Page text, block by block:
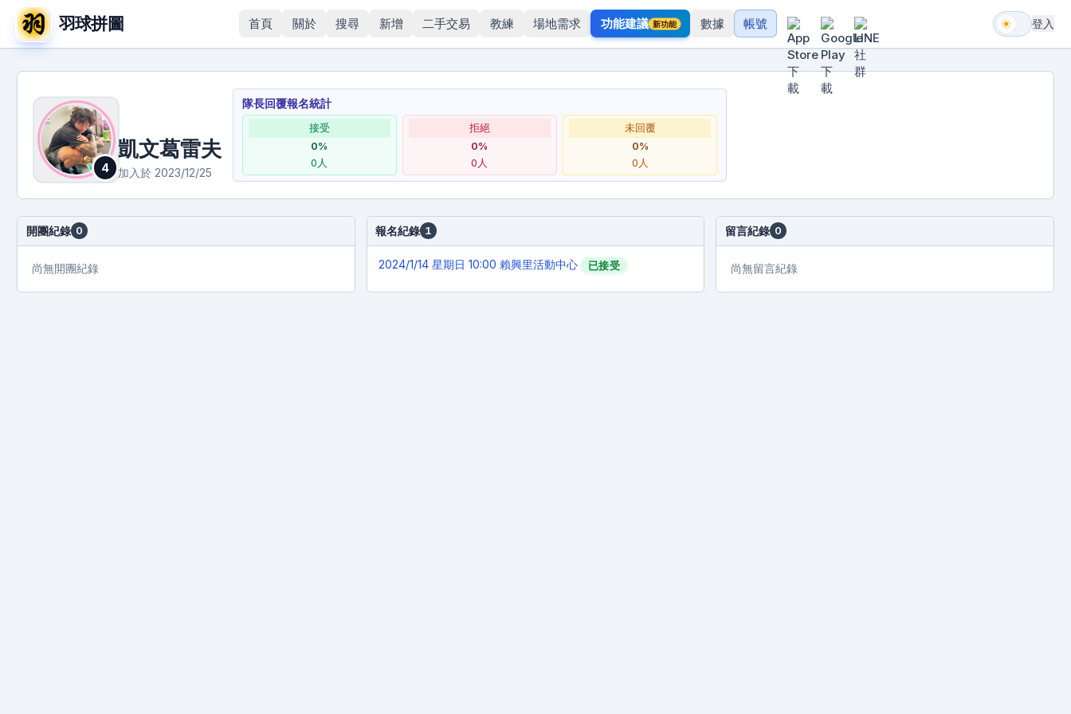
羽球拼圖 首頁 關於 搜尋 新增 二手交易 教練 場地需求 功能建議 新功能 數據 帳號 登入
4
凱文葛雷夫
加入於 2023/12/25
隊長回覆報名統計
接受
0%
0 人
拒絕
0%
0 人
未回覆
0%
0 人
開團紀錄 0
尚無開團紀錄
報名紀錄 1
2024/1/14 星期日 10:00 賴興里活動中心 已接受
留言紀錄 0
尚無留言紀錄